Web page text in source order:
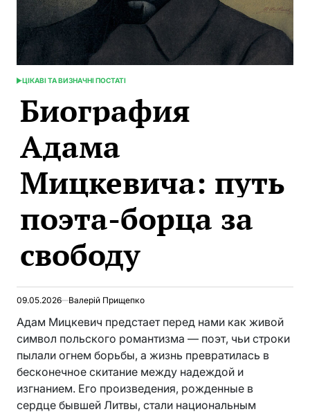
ОПУБЛИКОВАНО
ЦІКАВІ ТА ВИЗНАЧНІ ПОСТАТІ
Биография
Адама
Мицкевича: путь
поэта-борца за
свободу
09.05.2026 Валерій Прищепко
Адам Мицкевич предстает перед нами как живой
символ польского романтизма — поэт, чьи строки
пылали огнем борьбы, а жизнь превратилась в
бесконечное скитание между надеждой и
изгнанием. Его произведения, рожденные в
сердце бывшей Литвы, стали национальным